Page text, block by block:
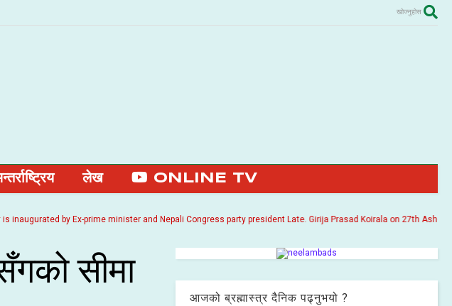
खोज्नुहोस
लेख ONLINE TV
by Ex-prime minister and Nepali Congress party president Late. Girija Prasad Koirala on 27th Ashoj
सीमा
आजको ब्रह्मास्त्र दैनिक पढ्नुभयो ?